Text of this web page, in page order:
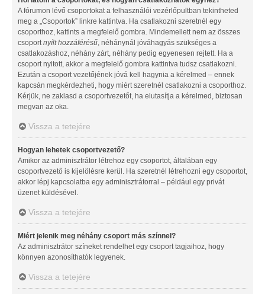
A fórumon lévő csoportokat a felhasználói vezérlőpultban tekintheted
meg a „Csoportok” linkre kattintva. Ha csatlakozni szeretnél egy
csoporthoz, kattints a megfelelő gombra. Mindemellett nem az összes
csoport nyílt hozzáférésű , néhánynál jóváhagyás szükséges a
csatlakozáshoz, néhány zárt, néhány pedig egyenesen rejtett. Ha a
csoport nyitott, akkor a megfelelő gombra kattintva tudsz csatlakozni.
Ezután a csoport vezetőjének jóvá kell hagynia a kérelmed – ennek
kapcsán megkérdezheti, hogy miért szeretnél csatlakozni a csoporthoz.
Kérjük, ne zaklasd a csoportvezetőt, ha elutasítja a kérelmed, biztosan
megvan az oka.
Vissza a tetejére
Hogyan lehetek csoportvezető?
Amikor az adminisztrátor létrehoz egy csoportot, általában egy
csoportvezető is kijelölésre kerül. Ha szeretnél létrehozni egy csoportot,
akkor lépj kapcsolatba egy adminisztrátorral – például egy privát
üzenet küldésével.
Vissza a tetejére
Miért jelenik meg néhány csoport más színnel?
Az adminisztrátor színeket rendelhet egy csoport tagjaihoz, hogy
könnyen azonosíthatók legyenek.
Vissza a tetejére